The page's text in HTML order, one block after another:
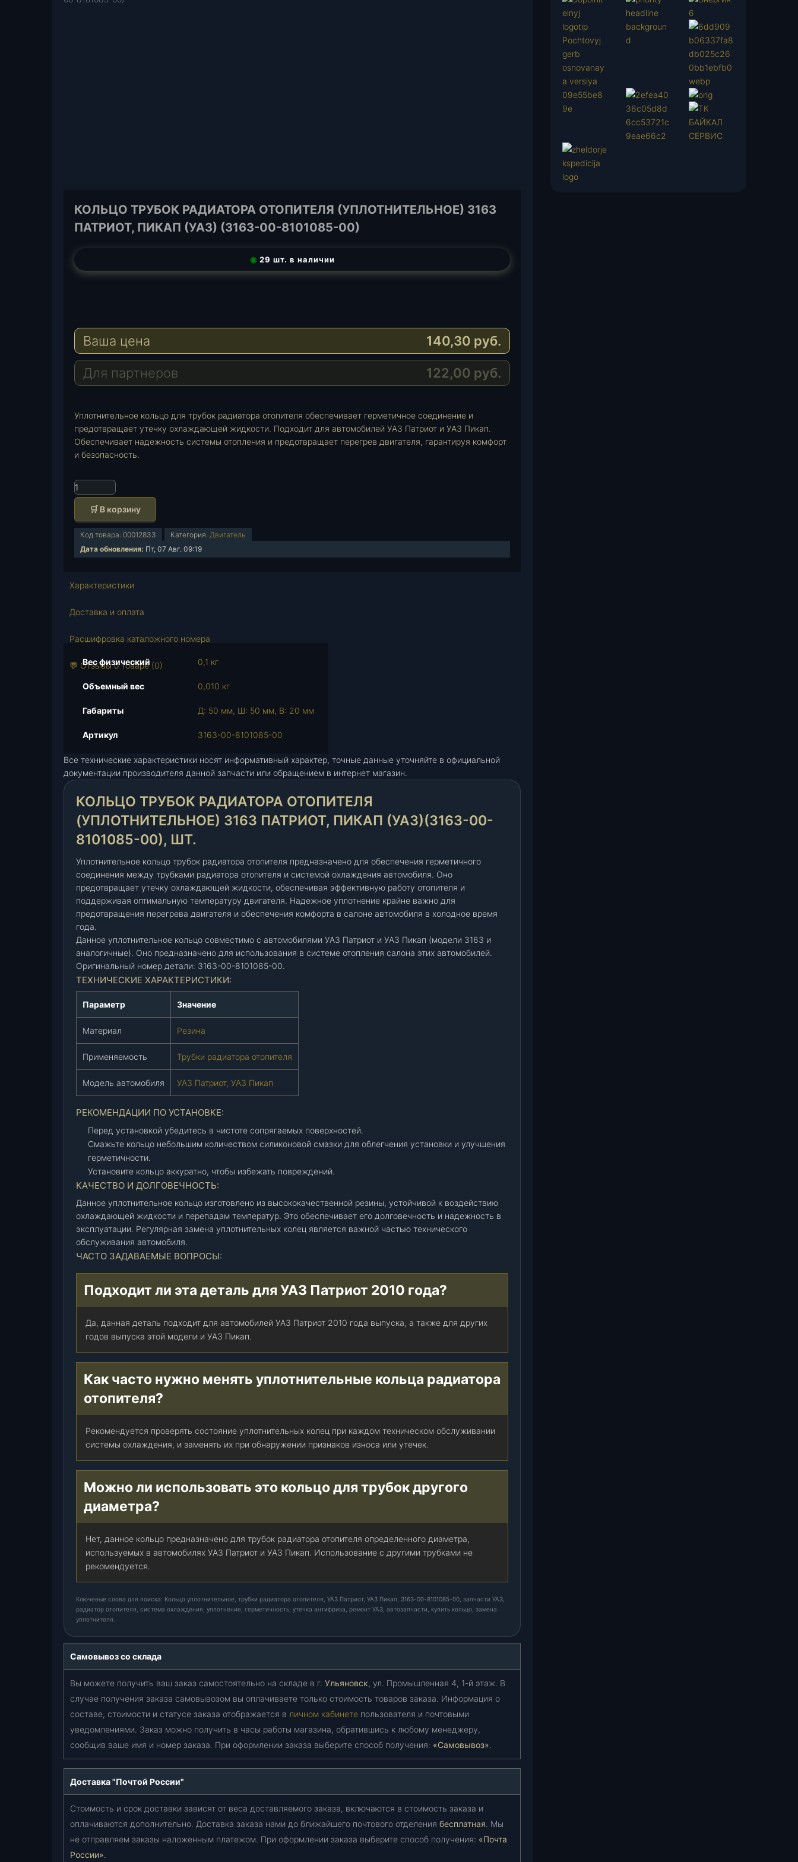
КОЛЬЦО ТРУБОК РАДИАТОРА ОТОПИТЕЛЯ (УПЛОТНИТЕЛЬНОЕ) 3163
ПАТРИОТ, ПИКАП (УАЗ) (3163-00-8101085-00)
◉ 29 шт. в наличии
e
r
a
m
a
s
A
p
a
i
l
Ваша цена 140,30 руб.
Для партнеров 122,00 руб.
Уплотнительное кольцо для трубок радиатора отопителя обеспечивает герметичное соединение и
предотвращает утечку охлаждающей жидкости. Подходит для автомобилей УАЗ Патриот и УАЗ Пикап.
Обеспечивает надежность системы отопления и предотвращает перегрев двигателя, гарантируя комфорт
и безопасность.
К
о
и
т
о
о
а
ц
о
р
у
б
о
и
а
т
о
р
а
о
о
и
(
т
и
л
е
6
т
т
к
З
)
1
3
-
0
0
-
8
1
0
1
0
8
5
-
🛒 В корзину
Код товара: 00012833 Категория: Двигатель
Дата обновления: Пт, 07 Авг. 09:19
Характеристики
Доставка и оплата
Расшифровка каталожного номера
💬 Отзывы о товаре (0)
Вес физический 0,1 кг
Объемный вес 0,010 кг
Габариты Д: 50 мм, Ш: 50 мм, В: 20 мм
Артикул 3163-00-8101085-00
Все технические характеристики носят информативный характер, точные данные уточняйте в официальной
документации производителя данной запчасти или обращением в интернет магазин.
КОЛЬЦО ТРУБОК РАДИАТОРА ОТОПИТЕЛЯ
(УПЛОТНИТЕЛЬНОЕ) 3163 ПАТРИОТ, ПИКАП (УАЗ)(3163-00-
8101085-00), ШТ.
Уплотнительное кольцо трубок радиатора отопителя предназначено для обеспечения герметичного
соединения между трубками радиатора отопителя и системой охлаждения автомобиля. Оно
предотвращает утечку охлаждающей жидкости, обеспечивая эффективную работу отопителя и
поддерживая оптимальную температуру двигателя. Надежное уплотнение крайне важно для
предотвращения перегрева двигателя и обеспечения комфорта в салоне автомобиля в холодное время
года.
Данное уплотнительное кольцо совместимо с автомобилями УАЗ Патриот и УАЗ Пикап (модели 3163 и
аналогичные). Оно предназначено для использования в системе отопления салона этих автомобилей.
Оригинальный номер детали: 3163-00-8101085-00.
ТЕХНИЧЕСКИЕ ХАРАКТЕРИСТИКИ:
Параметр Значение
Материал Резина
Применяемость Трубки радиатора отопителя
Модель автомобиля УАЗ Патриот, УАЗ Пикап
РЕКОМЕНДАЦИИ ПО УСТАНОВКЕ:
Перед установкой убедитесь в чистоте сопрягаемых поверхностей.
Смажьте кольцо небольшим количеством силиконовой смазки для облегчения установки и улучшения
герметичности.
Установите кольцо аккуратно, чтобы избежать повреждений.
КАЧЕСТВО И ДОЛГОВЕЧНОСТЬ:
Данное уплотнительное кольцо изготовлено из высококачественной резины, устойчивой к воздействию
охлаждающей жидкости и перепадам температур. Это обеспечивает его долговечность и надежность в
эксплуатации. Регулярная замена уплотнительных колец является важной частью технического
обслуживания автомобиля.
ЧАСТО ЗАДАВАЕМЫЕ ВОПРОСЫ:
Подходит ли эта деталь для УАЗ Патриот 2010 года?
Да, данная деталь подходит для автомобилей УАЗ Патриот 2010 года выпуска, а также для других
годов выпуска этой модели и УАЗ Пикап.
Как часто нужно менять уплотнительные кольца радиатора
отопителя?
Рекомендуется проверять состояние уплотнительных колец при каждом техническом обслуживании
системы охлаждения, и заменять их при обнаружении признаков износа или утечек.
Можно ли использовать это кольцо для трубок другого
диаметра?
Нет, данное кольцо предназначено для трубок радиатора отопителя определенного диаметра,
используемых в автомобилях УАЗ Патриот и УАЗ Пикап. Использование с другими трубками не
рекомендуется.
Ключевые слова для поиска: Кольцо уплотнительное, трубки радиатора отопителя, УАЗ Патриот, УАЗ Пикап, 3163-00-8101085-00, запчасти УАЗ,
радиатор отопителя, система охлаждения, уплотнение, герметичность, утечка антифриза, ремонт УАЗ, автозапчасти, купить кольцо, замена
уплотнителя.
Самовывоз со склада
Вы можете получить ваш заказ самостоятельно на складе в г. Ульяновск, ул. Промышленная 4, 1-й этаж. В
случае получения заказа самовывозом вы оплачиваете только стоимость товаров заказа. Информация о
составе, стоимости и статусе заказа отображается в личном кабинете пользователя и почтовыми
уведомлениями. Заказ можно получить в часы работы магазина, обратившись к любому менеджеру,
сообщив ваше имя и номер заказа. При оформлении заказа выберите способ получения: «Самовывоз».
Доставка "Почтой России"
Стоимость и срок доставки зависят от веса доставляемого заказа, включаются в стоимость заказа и
оплачиваются дополнительно. Доставка заказа нами до ближайшего почтового отделения бесплатная. Мы
не отправляем заказы наложенным платежом. При оформлении заказа выберите способ получения: «Почта
России».